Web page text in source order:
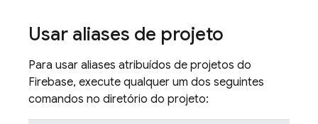
Usar aliases de projeto
Para usar aliases atribuídos de projetos do
Firebase, execute qualquer um dos seguintes
comandos no diretório do projeto: